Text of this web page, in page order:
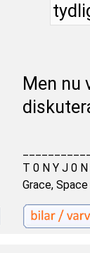
Men nu
T 0 N Y J 0
Grace,